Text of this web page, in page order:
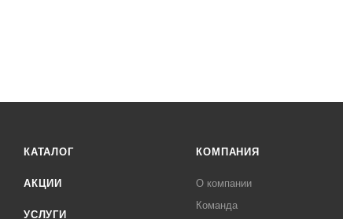
КАТАЛОГ
АКЦИИ
УСЛУГИ
КОМПАНИЯ
О компании
Команда